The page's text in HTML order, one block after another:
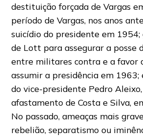
destituição forçada de Vargas
período de Vargas, nos anos
suicídio do presidente em
de Lott para assegurar a posse
entre militares contra e a favor
assumir a presidência em 1963;
do vice-presidente Pedro
afastamento de Costa e Silva,
No passado, ameaças mais
rebelião, separatismo ou